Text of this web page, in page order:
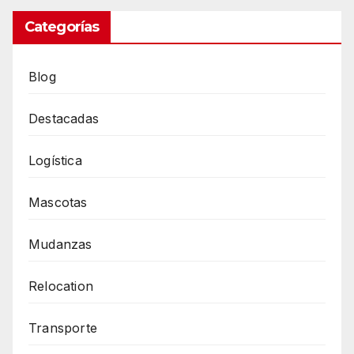
Categorías
Blog
Destacadas
Logística
Mascotas
Mudanzas
Relocation
Transporte